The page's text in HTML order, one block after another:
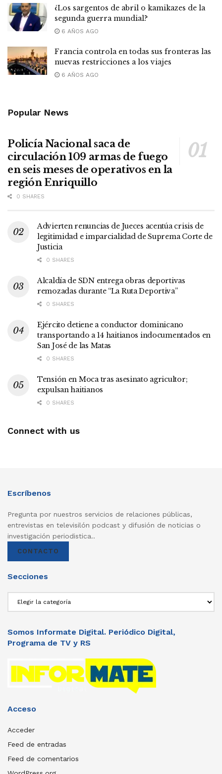
¿Los sargentos de abril o kamikazes de la
segunda guerra mundial?
6 AÑOS AGO
Francia controla en todas sus fronteras las
nuevas restricciones a los viajes
6 AÑOS AGO
Popular News
Policía Nacional saca de
circulación 109 armas de fuego
en seis meses de operativos en la
región Enriquillo
0 SHARES
Advierten renuncias de Jueces acentúa crisis de
legitimidad e imparcialidad de Suprema Corte de
Justicia
0 SHARES
Alcaldía de SDN entrega obras deportivas
remozadas durante “La Ruta Deportiva”
0 SHARES
Ejército detiene a conductor dominicano
transportando a 14 haitianos indocumentados en
San José de las Matas
0 SHARES
Tensión en Moca tras asesinato agricultor;
expulsan haitianos
0 SHARES
Connect with us
Escríbenos
Pregunta por nuestros servicios de relaciones públicas,
entrevistas en televisilón podcast y difusión de noticias o
investigación periodistica..
CONTACTO
Secciones
Somos Informate Digital. Periódico Digital,
Programa de TV y RS
Acceso
Acceder
Feed de entradas
Feed de comentarios